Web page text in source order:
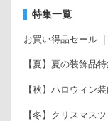
特集一覧
お買い得品セール
【夏】夏の装飾品
【秋】ハロウィン
【冬】クリスマス